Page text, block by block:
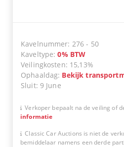
Kavelnummer: 276 - 50
Kaveltype:0% BTW
Veilingkosten: 15,13%
Ophaaldag: Bekijk
Sluit: 9 June
Verkoper bepaalt na de veiling of
informatie
Classic Car Auctions is niet de
bemiddelaar namens een derde